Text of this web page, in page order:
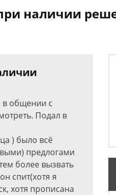
наличии
в общении с
Подал в
) было всё
предлогами
более вызвать
спит(хотя я
хотя прописана